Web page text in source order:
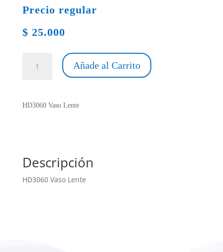
Precio regular
$ 25.000
Añade al Carrito
HD3060 Vaso Lente
Descripción
HD3060 Vaso Lente